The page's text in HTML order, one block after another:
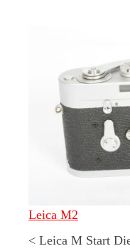
Leica M2
< Leica M Start